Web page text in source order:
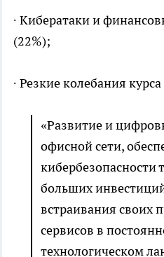
∙ Кибератаки и
(22%);
∙ Резкие колебания
«Развитие и
офисной сети,
кибербезопасности
больших
встраивания своих
сервисов в
технологическом